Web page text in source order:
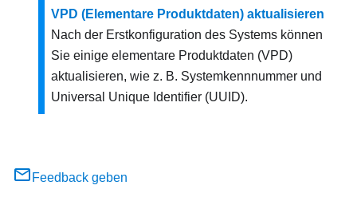
VPD (Elementare Produktdaten) aktualisieren
Nach der Erstkonfiguration des Systems können
Sie einige elementare Produktdaten (VPD)
aktualisieren, wie z. B. Systemkennnummer und
Universal Unique Identifier (UUID).
Feedback geben